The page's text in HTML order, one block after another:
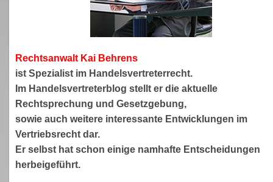
Rechtsanwalt Kai Behrens
ist Spezialist im Handelsvertreterrecht.
Im Handelsvertreterblog stellt er die aktuelle
Rechtsprechung und Gesetzgebung,
sowie auch weitere interessante Entwicklungen im
Vertriebsrecht dar.
Er selbst hat schon einige namhafte Entscheidungen
herbeigeführt.